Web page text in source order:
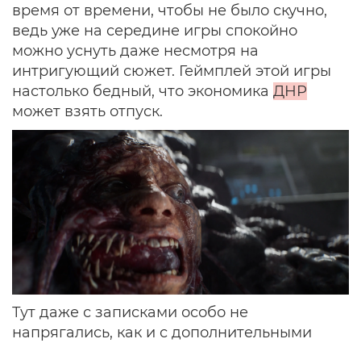
время от времени, чтобы не было скучно,
ведь уже на середине игры спокойно
можно уснуть даже несмотря на
интригующий сюжет. Геймплей этой игры
настолько бедный, что экономика ДНР
может взять отпуск.
Тут даже с записками особо не
напрягались, как и с дополнительными